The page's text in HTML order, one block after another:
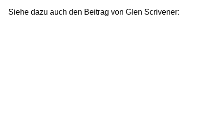
Siehe dazu auch den Beitrag von Glen Scrivener: